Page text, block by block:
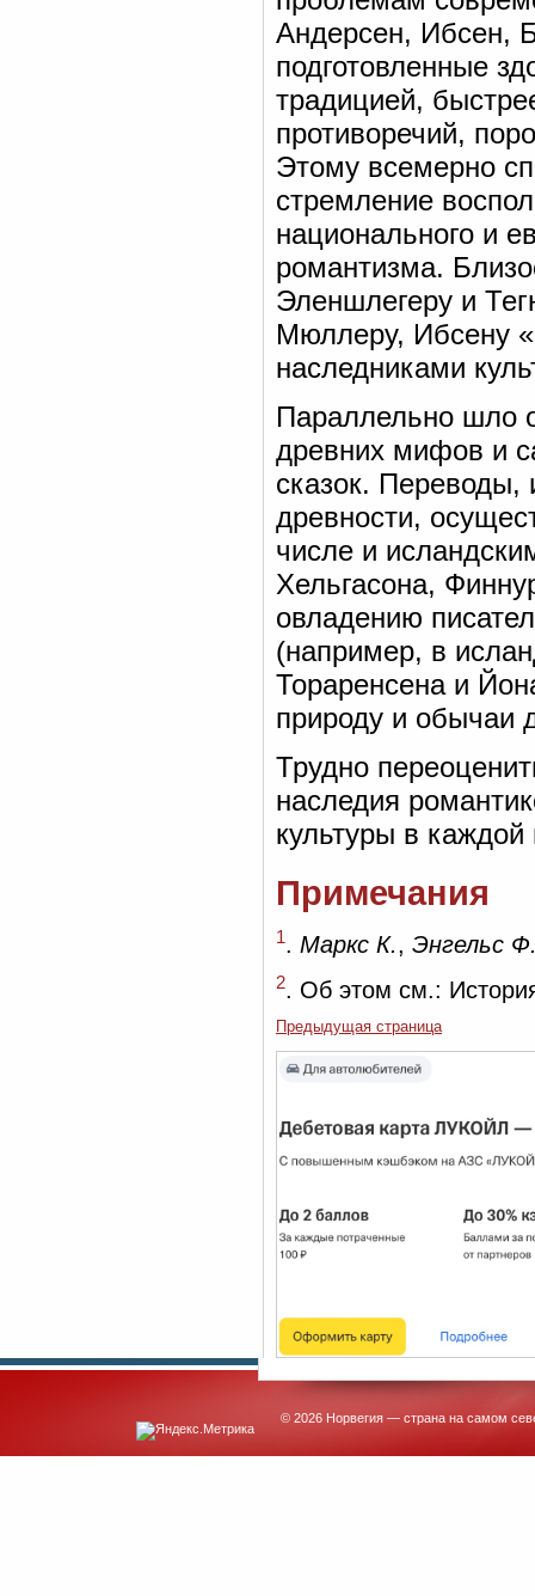
Андерсен, Ибсен,
подготовленные
традицией,
противоречий,
Этому всемерно
стремление
национального и
романтизма.
Эленшлегеру и
Мюллеру, Ибсену
наследниками
Параллельно шло
древних мифов и
сказок. Переводы,
древности,
числе и
Хельгасона,
овладению
(например, в
Тораренсена и
природу и обычаи
Трудно
наследия
культуры в каждой
Примечания
1. Маркс К., Энгельс
2. Об этом см.:
Предыдущая страница
© 2026 Норвегия — страна на самом